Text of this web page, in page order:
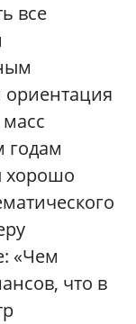
все
годам
хорошо
«Чем
что в